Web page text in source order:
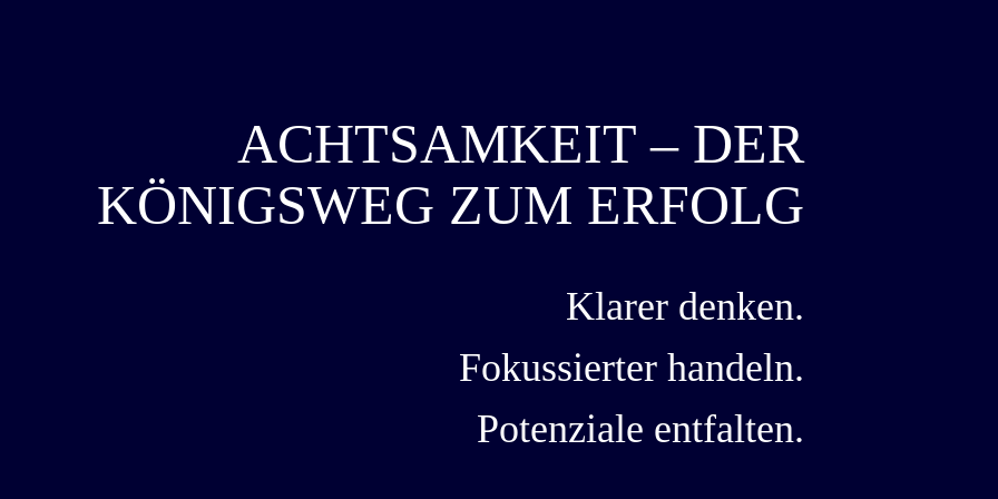
ACHTSAMKEIT – DER
KÖNIGSWEG ZUM ERFOLG
Klarer denken.
Fokussierter handeln.
Potenziale entfalten.